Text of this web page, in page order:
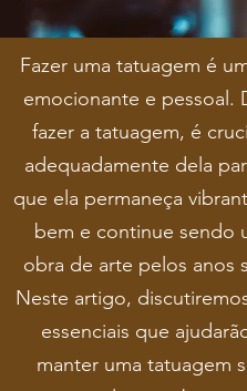
Fazer uma tatuagem é
emocionante e pessoal.
fazer a tatuagem, é
adequadamente dela
que ela permaneça
bem e continue sendo
obra de arte pelos anos
Neste artigo,
essenciais que
manter uma tatuagem